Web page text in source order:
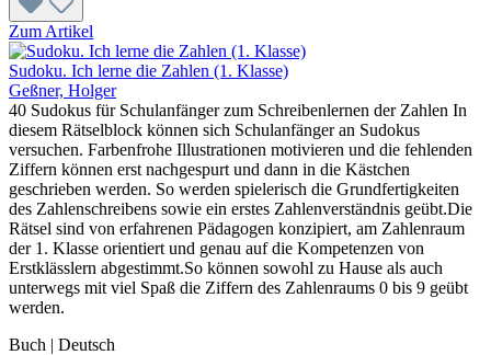
Zum Artikel
Sudoku. Ich lerne die Zahlen (1. Klasse)
Geßner, Holger
40 Sudokus für Schulanfänger zum Schreibenlernen der Zahlen In
diesem Rätselblock können sich Schulanfänger an Sudokus
versuchen. Farbenfrohe Illustrationen motivieren und die fehlenden
Ziffern können erst nachgespurt und dann in die Kästchen
geschrieben werden. So werden spielerisch die Grundfertigkeiten
des Zahlenschreibens sowie ein erstes Zahlenverständnis geübt.Die
Rätsel sind von erfahrenen Pädagogen konzipiert, am Zahlenraum
der 1. Klasse orientiert und genau auf die Kompetenzen von
Erstklässlern abgestimmt.So können sowohl zu Hause als auch
unterwegs mit viel Spaß die Ziffern des Zahlenraums 0 bis 9 geübt
werden.
Buch | Deutsch